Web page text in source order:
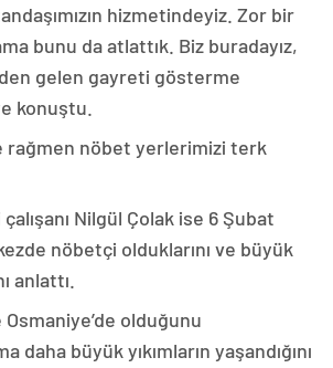
hizmetindeyiz. Zor bir
bunu da atlattık. Biz buradayız,
gelen gayreti gösterme
konuştu.
rağmen nöbet yerlerimizi terk
Nilgül Çolak ise 6 Şubat
nöbetçi olduklarını ve büyük
anlattı.
olduğunu
daha büyük yıkımların yaşandığını